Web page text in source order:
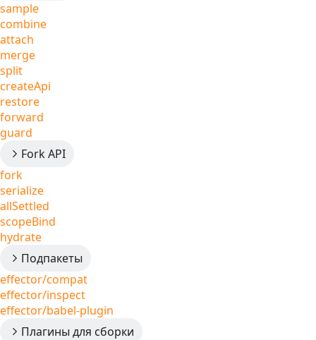
sample
combine
attach
merge
split
createApi
restore
forward
guard
Fork API
fork
serialize
allSettled
scopeBind
hydrate
Подпакеты
effector/compat
effector/inspect
effector/babel-plugin
Плагины для сборки